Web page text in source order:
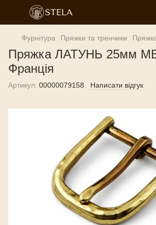
Фурнітура Пряжки та тренчики
Пряжка ЛАТУНЬ 25мм
Франція
Артикул: 00000079158 Написати відгук